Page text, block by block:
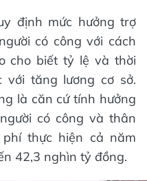
định mức hưởng trợ
có công với cách
cho biết tỷ lệ và thời
với tăng lương cơ sở.
là căn cứ tính hưởng
có công và thân
thực hiện cả năm
42,3 nghìn tỷ đồng.